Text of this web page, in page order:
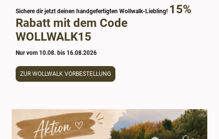
Sichere dir jetzt deinen handgefertigten Wollwalk-Liebling! 15%
Rabatt mit dem Code
WOLLWALK15
Nur vom 10.08. bis 16.08.2026
ZUR WOLLWALK VORBESTELLUNG